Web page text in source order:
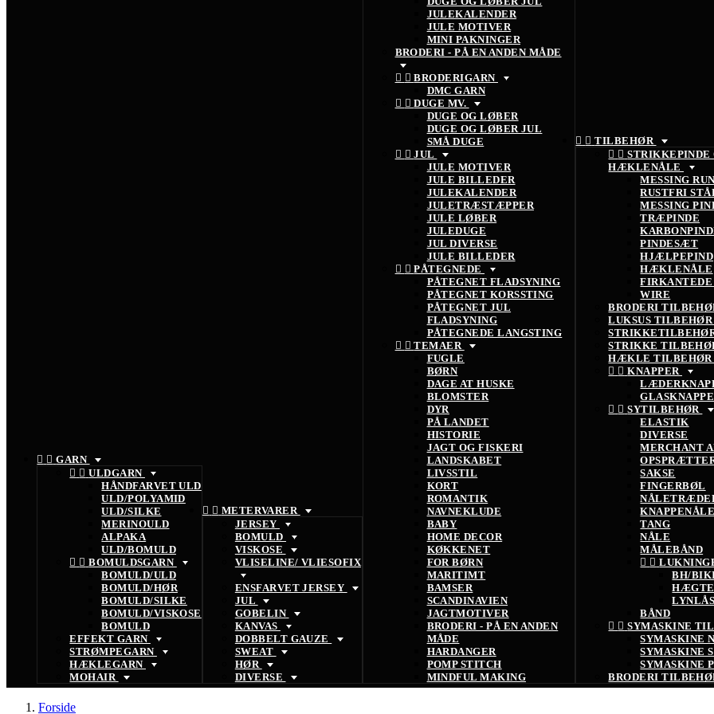
  GARN
  ULDGARN
HÅNDFARVET ULD
ULD/POLYAMID
ULD/SILKE
MERINOULD
ALPAKA
ULD/BOMULD
  BOMULDSGARN
BOMULD/ULD
BOMULD/HØR
BOMULD/SILKE
BOMULD/VISKOSE
BOMULD
EFFEKT GARN
STRØMPEGARN
HÆKLEGARN
MOHAIR
  METERVARER
JERSEY
BOMULD
VISKOSE
VLISELINE/ VLIESOFIX
ENSFARVET JERSEY
JUL
GOBELIN
KANVAS
DOBBELT GAUZE
SWEAT
HØR
DIVERSE
JULEKALENDER
JULE MOTIVER
MINI PAKNINGER
BRODERI - PÅ EN ANDEN MÅDE
  BRODERIGARN
DMC GARN
  DUGE MV.
DUGE OG LØBER
DUGE OG LØBER JUL
SMÅ DUGE
  JUL
JULE MOTIVER
JULE BILLEDER
JULEKALENDER
JULETRÆSTÆPPER
JULE LØBER
JULEDUGE
JUL DIVERSE
JULE BILLEDER
  PÅTEGNEDE
PÅTEGNET FLADSYNING
PÅTEGNET KORSSTING
PÅTEGNET JUL
FLADSYNING
PÅTEGNEDE LANGSTING
  TEMAER
FUGLE
BØRN
DAGE AT HUSKE
BLOMSTER
DYR
PÅ LANDET
HISTORIE
JAGT OG FISKERI
LANDSKABET
LIVSSTIL
KORT
ROMANTIK
NAVNEKLUDE
BABY
HOME DECOR
KØKKENET
FOR BØRN
MARITIMT
BAMSER
SCANDINAVIEN
JAGTMOTIVER
BRODERI - PÅ EN ANDEN
MÅDE
HARDANGER
POMP STITCH
MINDFUL MAKING
  TILBEHØR
  STRIKKEPINDE
HÆKLENÅLE
MESSING
RUSTFRI
MESSING
TRÆPINDE
PINDESÆT
HJÆLPEPIND
HÆKLENÅLE
WIRE
BRODERI
LUKSUS TILBEHØR
STRIKKE
HÆKLE TILBEHØR
  KNAPPER
  SYTILBEHØR
ELASTIK
DIVERSE
MERCHANT
SAKSE
FINGERBØL
KNAPPENÅLE
TANG
NÅLE
MÅLEBÅND
 
BH/
BÅND
  SYMASKINE
SYMASKINE
SYMASKINE
SYMASKINE
BRODERI
Forside